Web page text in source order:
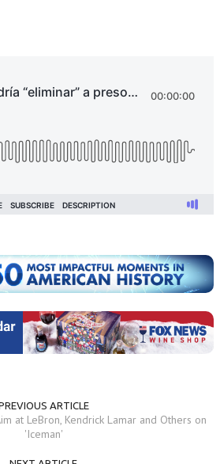
ARTICLE
at LeBron, Kendrick Lamar and Others on
'Iceman'